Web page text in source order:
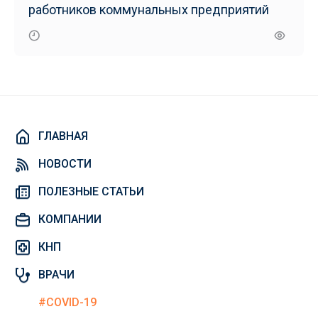
работников коммунальных предприятий
ГЛАВНАЯ
НОВОСТИ
ПОЛЕЗНЫЕ СТАТЬИ
КОМПАНИИ
КНП
ВРАЧИ
#COVID-19